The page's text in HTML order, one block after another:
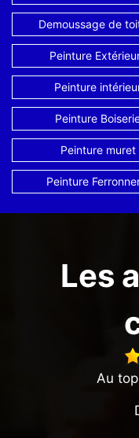
Demoussage de
Peinture
Peinture
Peinture
Peinture
Peinture
Les
Au